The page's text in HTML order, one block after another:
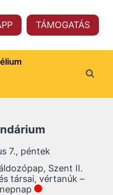
TÁMOGATÁS
7., péntek
Szent II.
társai, vértanúk –